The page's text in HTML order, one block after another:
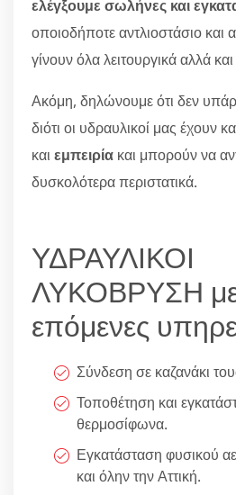
ελέγξουμε σωλήνες και
οποιοδήποτε αντλιοστάσιο και
γίνουν όλα λειτουργικά αλλά
Ακόμη, δηλώνουμε ότι δεν
διότι οι υδραυλικοί μας έχουν
και εμπειρία και μπορούν να
δυσκολότερα περιστατικά.
ΥΔΡΑΥΛΙΚΟΙ
ΛΥΚΟΒΡΥΣΗ με
επόμενες
Σύνδεση σε καζανάκι
Τοποθέτηση και
θερμοσίφωνα.
Εγκατάσταση φυσικού
και όλην την Αττική.